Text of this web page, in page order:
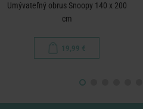
Umývateľný obrus Snoopy 140 x 200
cm
19,99 €